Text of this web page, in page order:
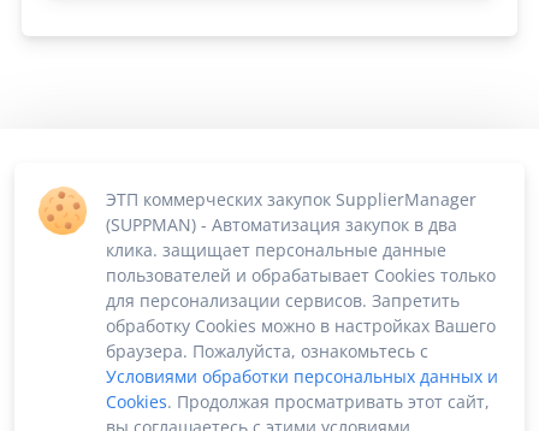
ЭТП коммерческих закупок SupplierManager
(SUPPMAN) - Автоматизация закупок в два
клика. защищает персональные данные
пользователей и обрабатывает Cookies только
для персонализации сервисов. Запретить
обработку Cookies можно в настройках Вашего
браузера. Пожалуйста, ознакомьтесь с
Условиями обработки персональных данных и
Cookies. Продолжая просматривать этот сайт,